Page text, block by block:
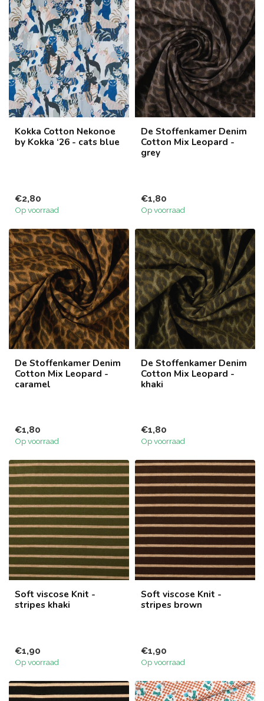
Kokka Cotton Nekonoe
by Kokka ‘26 - cats blue
€2,80
Op voorraad
De Stoffenkamer Denim
Cotton Mix Leopard -
grey
€1,80
Op voorraad
De Stoffenkamer Denim
Cotton Mix Leopard -
caramel
€1,80
Op voorraad
De Stoffenkamer Denim
Cotton Mix Leopard -
khaki
€1,80
Op voorraad
Soft viscose Knit -
stripes khaki
€1,90
Op voorraad
Soft viscose Knit -
stripes brown
€1,90
Op voorraad